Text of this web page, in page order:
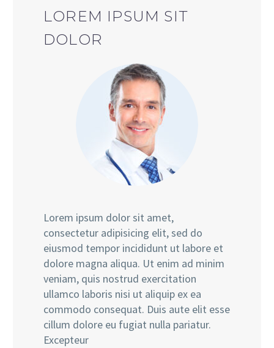
LOREM IPSUM SIT
DOLOR
Lorem ipsum dolor sit amet,
consectetur adipisicing elit, sed do
eiusmod tempor incididunt ut labore et
dolore magna aliqua. Ut enim ad minim
veniam, quis nostrud exercitation
ullamco laboris nisi ut aliquip ex ea
commodo consequat. Duis aute elit esse
cillum dolore eu fugiat nulla pariatur.
Excepteur